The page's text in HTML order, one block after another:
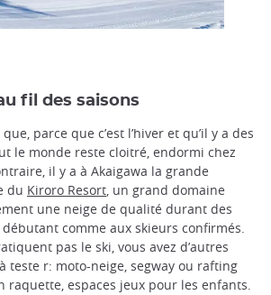
fil des saisons
parce que c’est l’hiver et qu’il y a des
le monde reste cloitré, endormi chez
il y a à Akaigawa la grande
du Kiroro Resort, un grand domaine
une neige de qualité durant des
comme aux skieurs confirmés.
pas le ski, vous avez d’autres
teste r: moto-neige, segway ou rafting
raquette, espaces jeux pour les enfants.